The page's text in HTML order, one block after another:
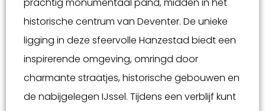
historische centrum van Deventer. De unieke
ligging in deze sfeervolle Hanzestad biedt een
inspirerende omgeving, omringd door
charmante straatjes, historische gebouwen en
de nabijgelegen IJssel. Tijdens een verblijf kunt